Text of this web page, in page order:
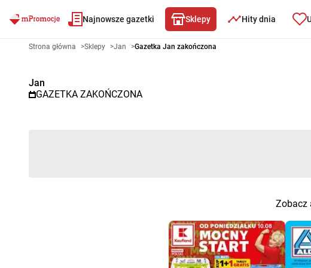
Najnowsze gazetki Sklepy Hity dnia
Gazetka promocyjna Jan – Wybrana
Strona główna >Sklepy >Jan >Gazetka Jan zakończona
Jan
GAZETKA ZAKOŃCZONA
Zobacz